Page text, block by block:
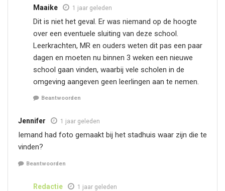
Maaike 1 jaar geleden
Dit is niet het geval. Er was niemand op de hoogte
over een eventuele sluiting van deze school.
Leerkrachten, MR en ouders weten dit pas een paar
dagen en moeten nu binnen 3 weken een nieuwe
school gaan vinden, waarbij vele scholen in de
omgeving aangeven geen leerlingen aan te nemen.
Beantwoorden
Jennifer 1 jaar geleden
Iemand had foto gemaakt bij het stadhuis waar zijn die te
vinden?
Beantwoorden
Redactie 1 jaar geleden